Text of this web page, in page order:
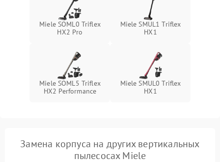
Miele SOML0 Triflex
HX2 Pro
Miele SMUL1 Triflex
HX1
Miele SOML5 Triflex
HX2 Performance
Miele SMUL0 Triflex
HX1
Замена корпуса на других вертикальных
пылесосах Miele